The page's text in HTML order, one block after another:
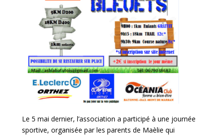
Le 5 mai dernier, l’association a participé à une journée
sportive, organisée par les parents de Maèlie qui